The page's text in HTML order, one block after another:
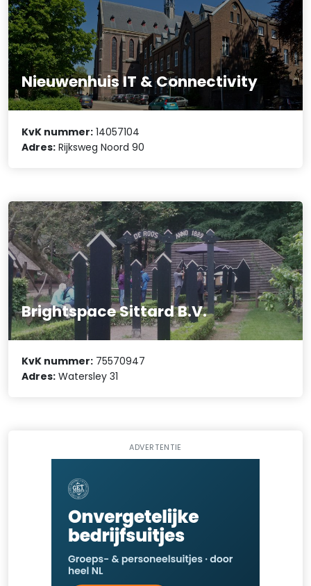
Nieuwenhuis IT & Connectivity
KvK nummer: 14057104
Adres: Rijksweg Noord 90
Brightspace Sittard B.V.
KvK nummer: 75570947
Adres: Watersley 31
ADVERTENTIE